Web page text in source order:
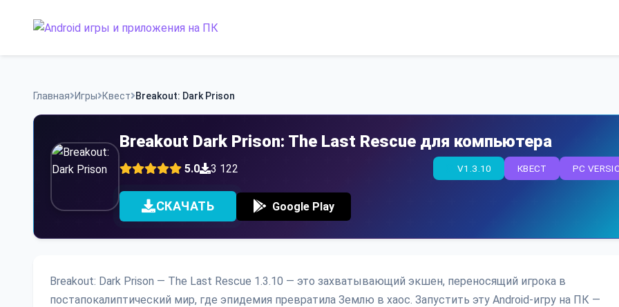
Главная Игры Квест Breakout: Dark Prison
Breakout Dark Prison: The Last Rescue для компьютера
5.0 3 122 PC
КВЕСТ
V1.3.10
СКАЧАТЬ Google Play
Breakout: Dark Prison — The Last Rescue 1.3.10 — это захватывающий экшен, переносящий игрока в
постапокалиптический мир, где эпидемия превратила Землю в хаос. Запустить эту Android-игру на ПК —